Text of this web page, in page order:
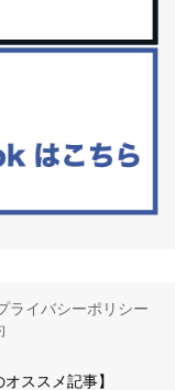
のこと。
ライバシーポリシー
オススメ記事】